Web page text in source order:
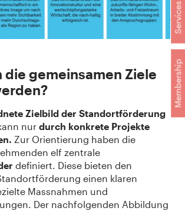
Membership
Services
die gemeinsamen Ziele
Zielbild der Standortförderung
nur durch konkrete Projekte
Zur Orientierung haben die
elf zentrale
definiert. Diese bieten den
einen klaren
Massnahmen und
Der nachfolgenden Abbildung